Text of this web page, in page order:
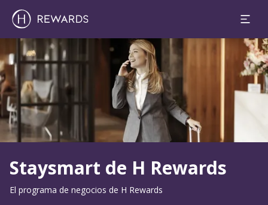
Diapositiva 1 de 0
Staysmart de H Rewards
El programa de negocios de H Rewards